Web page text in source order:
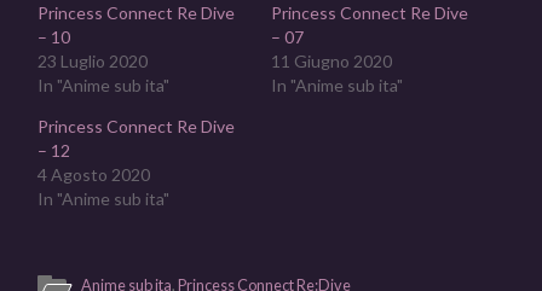
Princess Connect Re Dive
– 10
23 Luglio 2020
In "Anime sub ita"
Princess Connect Re Dive
– 07
11 Giugno 2020
In "Anime sub ita"
Princess Connect Re Dive
– 12
4 Agosto 2020
In "Anime sub ita"
Anime sub ita,Princess Connect Re:Dive